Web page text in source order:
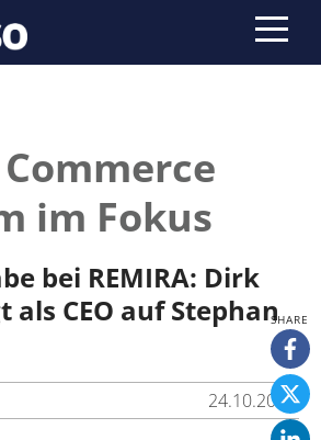
im Fokus
bei REMIRA: Dirk
als CEO auf Stephan
24.10.2023